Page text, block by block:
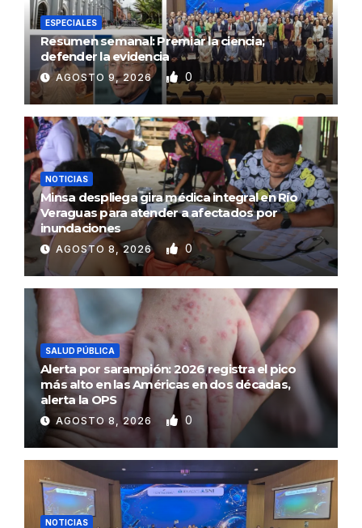
ESPECIALES
Resumen semanal: Premiar la ciencia;
defender la evidencia
AGOSTO 9, 2026 0
NOTICIAS
Minsa despliega gira médica integral en Río
Veraguas para atender a afectados por
inundaciones
AGOSTO 8, 2026 0
SALUD PÚBLICA
Alerta por sarampión: 2026 registra el pico
más alto en las Américas en dos décadas,
alerta la OPS
AGOSTO 8, 2026 0
NOTICIAS